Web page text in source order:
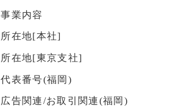
事業内容
所在地[本社]
所在地[東京支社]
代表番号(福岡)
広告関連/お取引関連(福岡)